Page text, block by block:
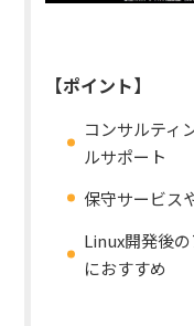
【ポイント】
コンサルティ
ルサポート
保守サービス
Linux開発後
におすすめ